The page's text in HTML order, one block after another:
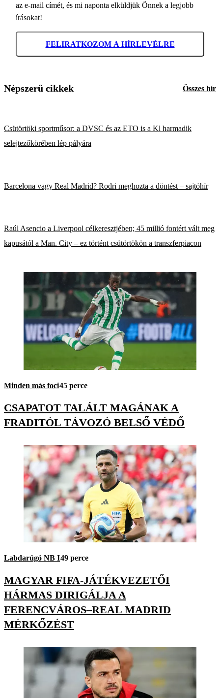
az e-mail címét, és mi naponta elküldjük Önnek a legjobb
írásokat!
FELIRATKOZOM A HÍRLEVÉLRE
Népszerű cikkek Összes hír
Csütörtöki sportműsor: a DVSC és az ETO is a Kl harmadik
selejtezőkörében lép pályára
Barcelona vagy Real Madrid? Rodri meghozta a döntést – sajtóhír
Raúl Asencio a Liverpool célkeresztjében; 45 millió fontért vált meg
kapusától a Man. City – ez történt csütörtökön a transzferpiacon
Minden más foci45 perce
CSAPATOT TALÁLT MAGÁNAK A
FRADITÓL TÁVOZÓ BELSŐ VÉDŐ
Labdarúgó NB I49 perce
MAGYAR FIFA-JÁTÉKVEZETŐI
HÁRMAS DIRIGÁLJA A
FERENCVÁROS–REAL MADRID
MÉRKŐZÉST